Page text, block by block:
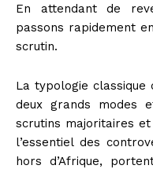
En attendant de
passons rapidement
scrutin.
La typologie classique
deux grands modes
scrutins majoritaires
l’essentiel des
hors d’Afrique,